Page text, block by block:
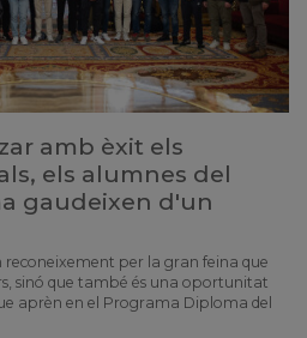
amb èxit els
els alumnes del
gaudeixen d'un
reconeixement per la gran feina que
sinó que també és una oportunitat
aprèn en el Programa Diploma del